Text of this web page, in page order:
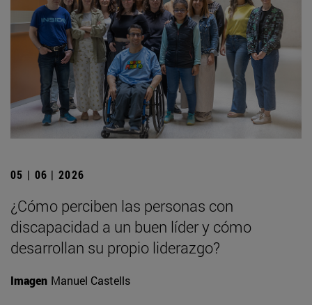
05 | 06 | 2026
¿Cómo perciben las personas con
discapacidad a un buen líder y cómo
desarrollan su propio liderazgo?
Imagen Manuel Castells